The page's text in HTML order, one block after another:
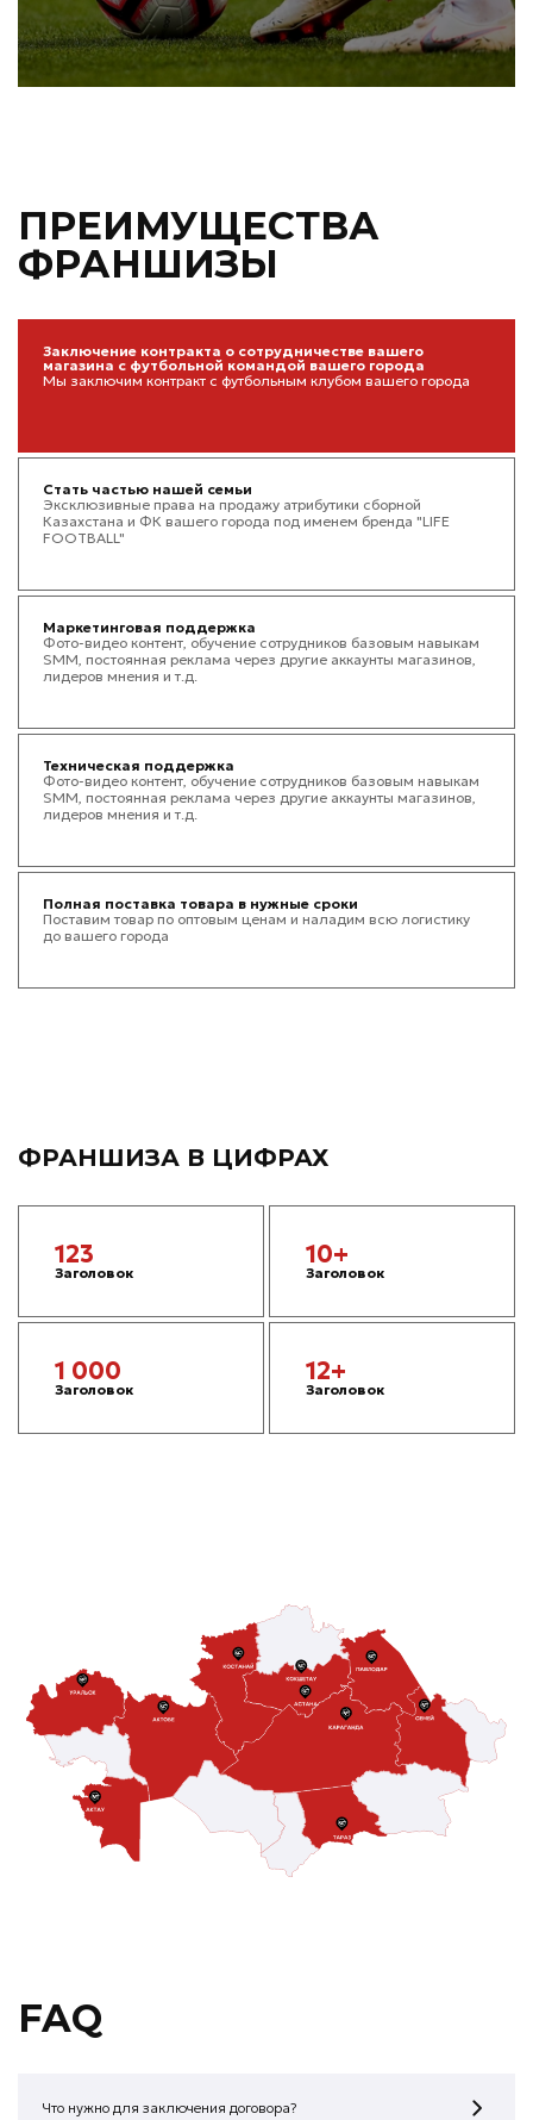
ПРЕИМУЩЕСТВА
ФРАНШИЗЫ
Стать частью нашей семьи
Эксклюзивные права на продажу атрибутики сборной
Казахстана и ФК вашего города под именем бренда "LIFE
FOOTBALL"
Заключение контракта о сотрудничестве вашего
магазина с футбольной командой вашего города
Мы заключим контракт с футбольным клубом вашего города
Маркетинговая поддержка
Фото-видео контент, обучение сотрудников базовым навыкам
SMM, постоянная реклама через другие аккаунты магазинов,
лидеров мнения и т.д.
Техническая поддержка
Фото-видео контент, обучение сотрудников базовым навыкам
SMM, постоянная реклама через другие аккаунты магазинов,
лидеров мнения и т.д.
Полная поставка товара в нужные сроки
Поставим товар по оптовым ценам и наладим всю логистику
до вашего города
ФРАНШИЗА В ЦИФРАХ
123
Заголовок
10+
Заголовок
1 000
Заголовок
12+
Заголовок
FAQ
Что нужно для заключения договора?